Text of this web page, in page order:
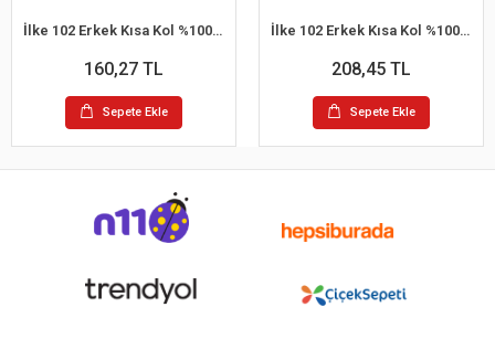
İlke 102 Erkek Kısa Kol %100 Pamuk Atlet
160,27 TL
Sepete Ekle
İlke 102 Erkek Kısa Kol %100 Pamuk Atlet XL
208,45 TL
Sepete Ekle